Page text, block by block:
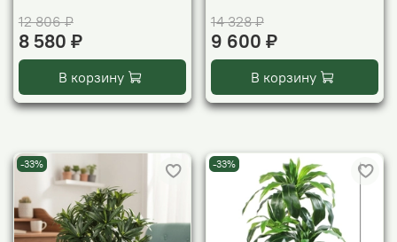
12 806 ₽
8 580 ₽
В корзину
14 328 ₽
9 600 ₽
В корзину
-33% -33%